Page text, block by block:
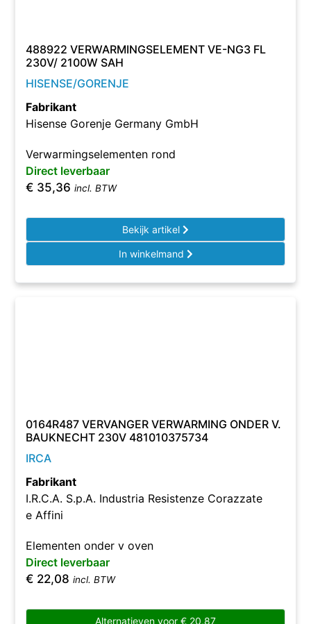
488922 VERWARMINGSELEMENT VE-NG3 FL
230V/ 2100W SAH
HISENSE/GORENJE
Fabrikant
Hisense Gorenje Germany GmbH
Verwarmingselementen rond
Direct leverbaar
€ 35,36 incl. BTW
Bekijk artikel
In winkelmand
0164R487 VERVANGER VERWARMING ONDER V.
BAUKNECHT 230V 481010375734
IRCA
Fabrikant
I.R.C.A. S.p.A. Industria Resistenze Corazzate
e Affini
Elementen onder v oven
Direct leverbaar
€ 22,08 incl. BTW
Alternatieven voor € 20,87